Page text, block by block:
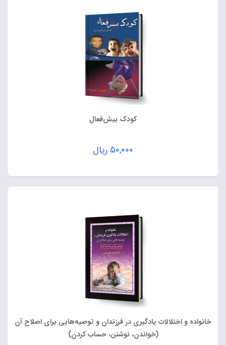
کودک بیش‌فعال
۵۰,۰۰۰ ریال
خانواده و اختلالات یادگیری در فرزندان و توصیه‌هایی برای اصلاح آن
(خواندن، نوشتن، حساب کردن)